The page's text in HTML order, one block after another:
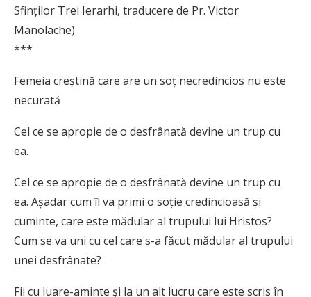
Sfinților Trei Ierarhi, traducere de Pr. Victor
Manolache)
***
Femeia creştină care are un soţ necredincios nu este
necurată
Cel ce se apropie de o desfrânată devine un trup cu
ea.
Cel ce se apropie de o desfrânată devine un trup cu
ea. Aşadar cum îl va primi o soţie credincioasă şi
cuminte, care este mădular al trupului lui Hristos?
Cum se va uni cu cel care s-a făcut mădular al trupului
unei desfrânate?
Fii cu luare-aminte şi la un alt lucru care este scris în